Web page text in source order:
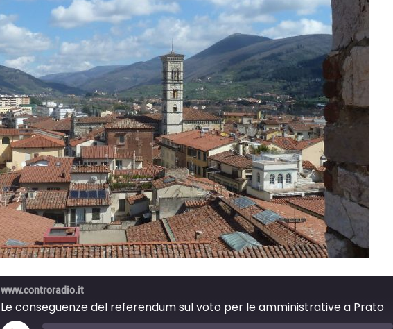
www.controradio.it
Le conseguenze del referendum sul voto per le amministrative a Prato